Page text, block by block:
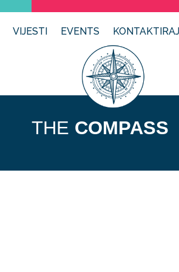
VIJESTI EVENTS
THE COMPASS